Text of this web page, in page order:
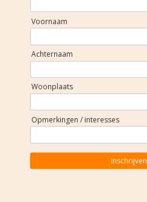
Voornaam
Achternaam
Woonplaats
Opmerkingen / interesses
Inschrijven